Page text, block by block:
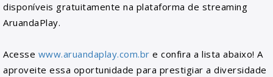
disponíveis gratuitamente na plataforma de streaming
AruandaPlay.
Acesse www.aruandaplay.com.br e confira a lista abaixo! A
aproveite essa oportunidade para prestigiar a diversidade